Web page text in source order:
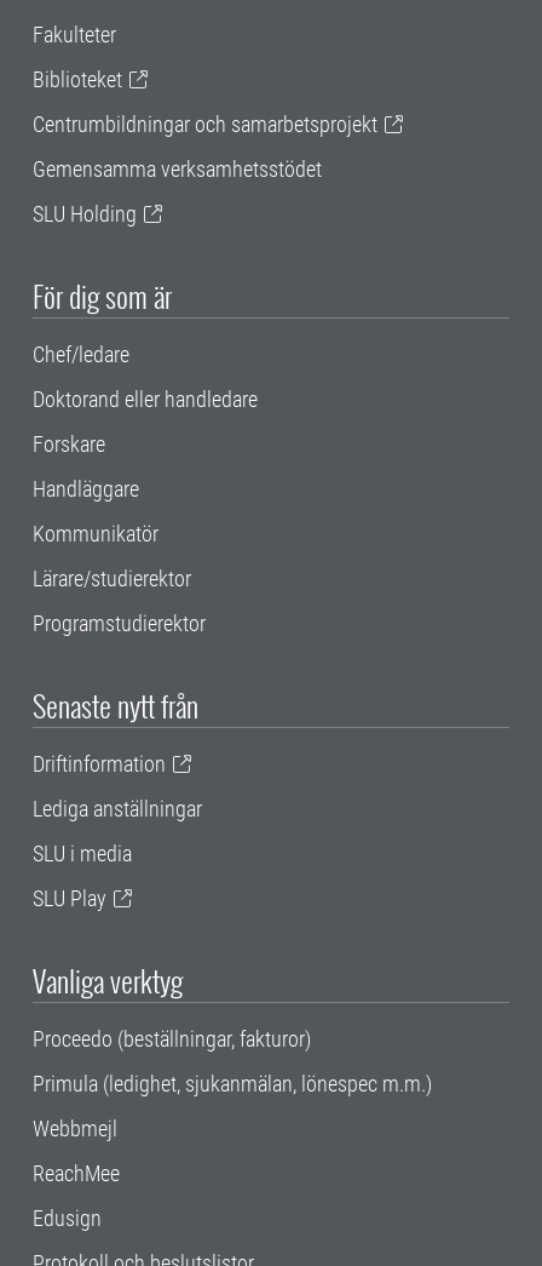
Fakulteter
Biblioteket
Centrumbildningar och samarbetsprojekt
Gemensamma verksamhetsstödet
SLU Holding
För dig som är
Chef/ledare
Doktorand eller handledare
Forskare
Handläggare
Kommunikatör
Lärare/studierektor
Programstudierektor
Senaste nytt från
Driftinformation
Lediga anställningar
SLU i media
SLU Play
Vanliga verktyg
Proceedo (beställningar, fakturor)
Primula (ledighet, sjukanmälan, lönespec m.m.)
Webbmejl
ReachMee
Edusign